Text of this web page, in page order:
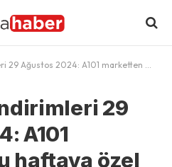
A101 marketten bu haftaya özel yeni indirimli ürünler
29
A101
haftaya özel